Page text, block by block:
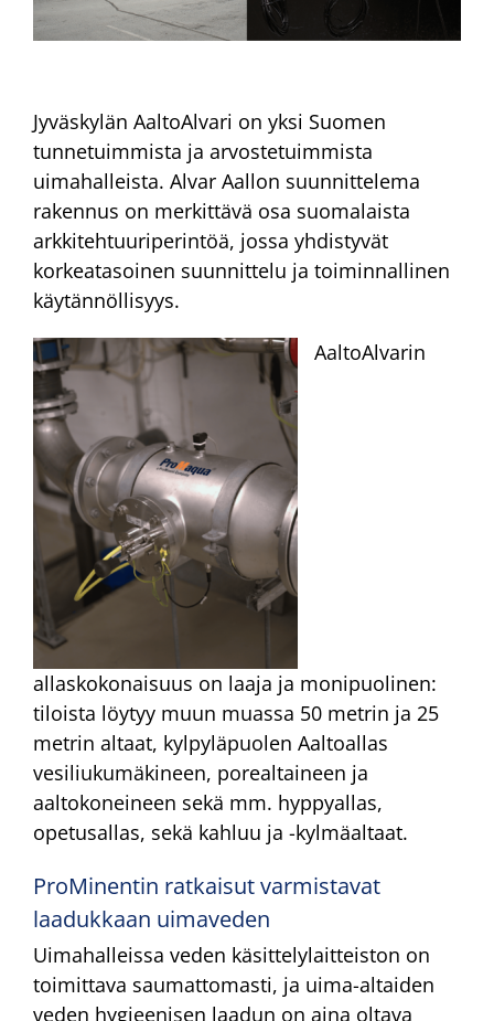
Jyväskylän AaltoAlvari on yksi Suomen
tunnetuimmista ja arvostetuimmista
uimahalleista. Alvar Aallon suunnittelema
rakennus on merkittävä osa suomalaista
arkkitehtuuriperintöä, jossa yhdistyvät
korkeatasoinen suunnittelu ja toiminnallinen
käytännöllisyys.
AaltoAlvarin
allaskokonaisuus on laaja ja monipuolinen:
tiloista löytyy muun muassa 50 metrin ja 25
metrin altaat, kylpyläpuolen Aaltoallas
vesiliukumäkineen, porealtaineen ja
aaltokoneineen sekä mm. hyppyallas,
opetusallas, sekä kahluu ja -kylmäaltaat.
ProMinentin ratkaisut varmistavat
laadukkaan uimaveden
Uimahalleissa veden käsittelylaitteiston on
toimittava saumattomasti, ja uima-altaiden
veden hygieenisen laadun on aina oltava